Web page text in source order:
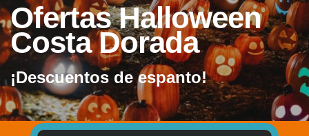
Ofertas Halloween
Costa Dorada
¡Descuentos de espanto!